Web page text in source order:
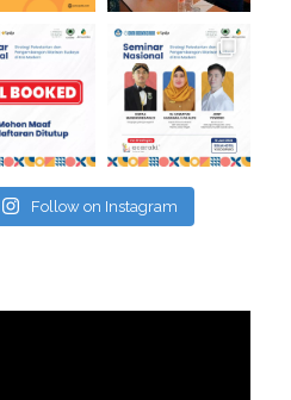
Follow on Instagram